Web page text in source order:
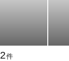
2件